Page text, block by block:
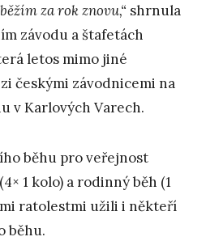
za rok znovu,“ shrnula
závodu a štafetách
letos mimo jiné
českými závodnicemi na
v Karlových Varech.
běhu pro veřejnost
1 kolo) a rodinný běh (1
ratolestmi užili i někteří
běhu.